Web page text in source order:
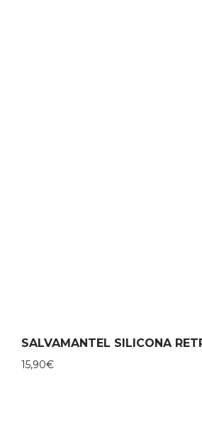
SALVAMANTEL SILICONA
15,90€